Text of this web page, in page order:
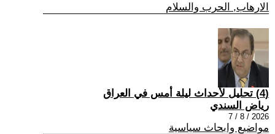
الارهاب, الحرب والسلام
(4) تحليل لأحداث ليلة أمس في العراق
رياض السندي
2026 / 8 / 7
مواضيع وابحاث سياسية